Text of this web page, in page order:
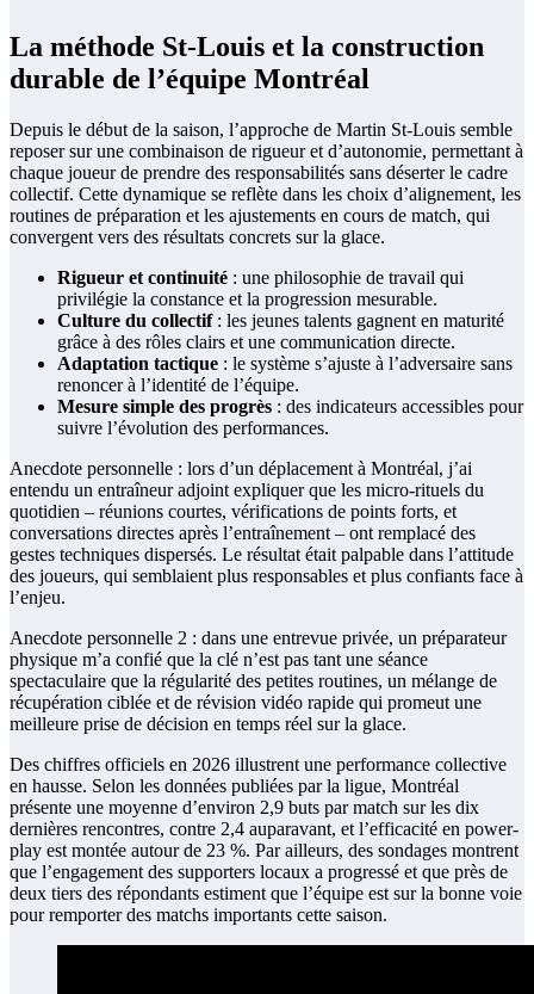
La méthode St-Louis et la construction
durable de l’équipe Montréal
Depuis le début de la saison, l’approche de Martin St-Louis semble
reposer sur une combinaison de rigueur et d’autonomie, permettant à
chaque joueur de prendre des responsabilités sans déserter le cadre
collectif. Cette dynamique se reflète dans les choix d’alignement, les
routines de préparation et les ajustements en cours de match, qui
convergent vers des résultats concrets sur la glace.
Rigueur et continuité : une philosophie de travail qui
privilégie la constance et la progression mesurable.
Culture du collectif: les jeunes talents gagnent en maturité
grâce à des rôles clairs et une communication directe.
Adaptation tactique : le système s’ajuste à l’adversaire sans
renoncer à l’identité de l’équipe.
Mesure simple des progrès : des indicateurs accessibles pour
suivre l’évolution des performances.
Anecdote personnelle : lors d’un déplacement à Montréal, j’ai
entendu un entraîneur adjoint expliquer que les micro-rituels du
quotidien – réunions courtes, vérifications de points forts, et
conversations directes après l’entraînement – ont remplacé des
gestes techniques dispersés. Le résultat était palpable dans l’attitude
des joueurs, qui semblaient plus responsables et plus confiants face à
l’enjeu.
Anecdote personnelle 2 : dans une entrevue privée, un préparateur
physique m’a confié que la clé n’est pas tant une séance
spectaculaire que la régularité des petites routines, un mélange de
récupération ciblée et de révision vidéo rapide qui promeut une
meilleure prise de décision en temps réel sur la glace.
Des chiffres officiels en 2026 illustrent une performance collective
en hausse. Selon les données publiées par la ligue, Montréal
présente une moyenne d’environ 2,9 buts par match sur les dix
dernières rencontres, contre 2,4 auparavant, et l’efficacité en power-
play est montée autour de 23 %. Par ailleurs, des sondages montrent
que l’engagement des supporters locaux a progressé et que près de
deux tiers des répondants estiment que l’équipe est sur la bonne voie
pour remporter des matchs importants cette saison.